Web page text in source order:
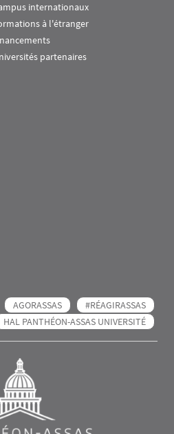
internationaux
à l'étranger
partenaires
AGORASSAS
#RÉAGIRASSAS
HAL PANTHÉON-ASSAS UNIVERSITÉ